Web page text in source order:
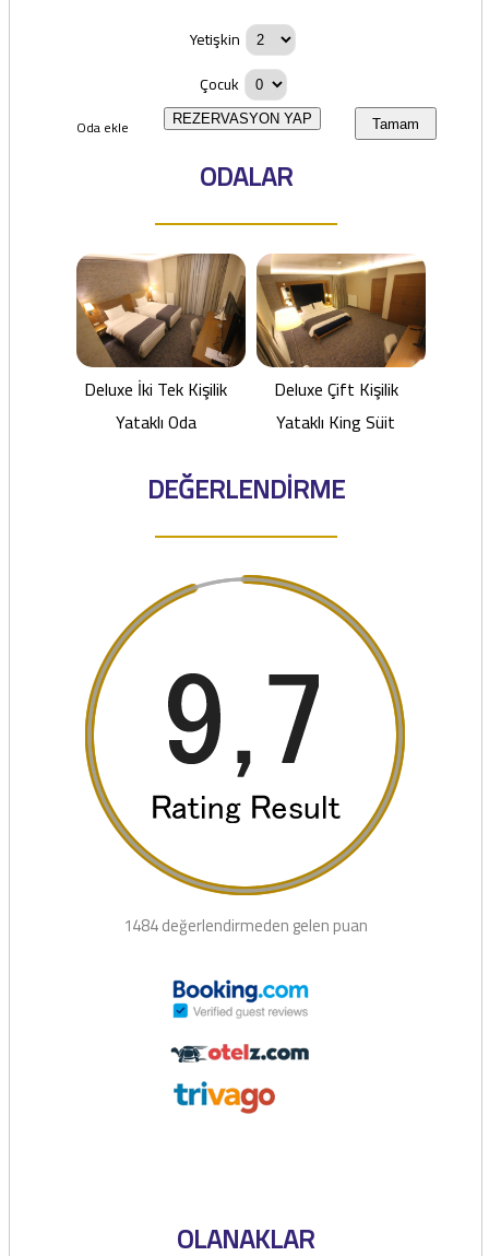
Yetişkin
Çocuk
Oda ekle Tamam
REZERVASYON YAP
ODALAR
Deluxe İki Tek Kişilik
Yataklı Oda
Deluxe Çift Kişilik
Yataklı King Süit
DEĞERLENDİRME
1484 değerlendirmeden gelen puan
OLANAKLAR